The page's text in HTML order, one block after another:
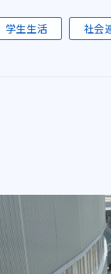
学生生活 社会